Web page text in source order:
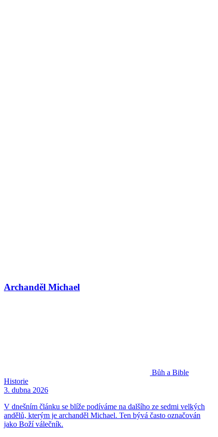
Archanděl Michael
Bůh a Bible
Historie
3. dubna 2026
V dnešním článku se blíže podíváme na dalšího ze sedmi velkých
andělů, kterým je archanděl Michael. Ten bývá často označován
jako Boží válečník.